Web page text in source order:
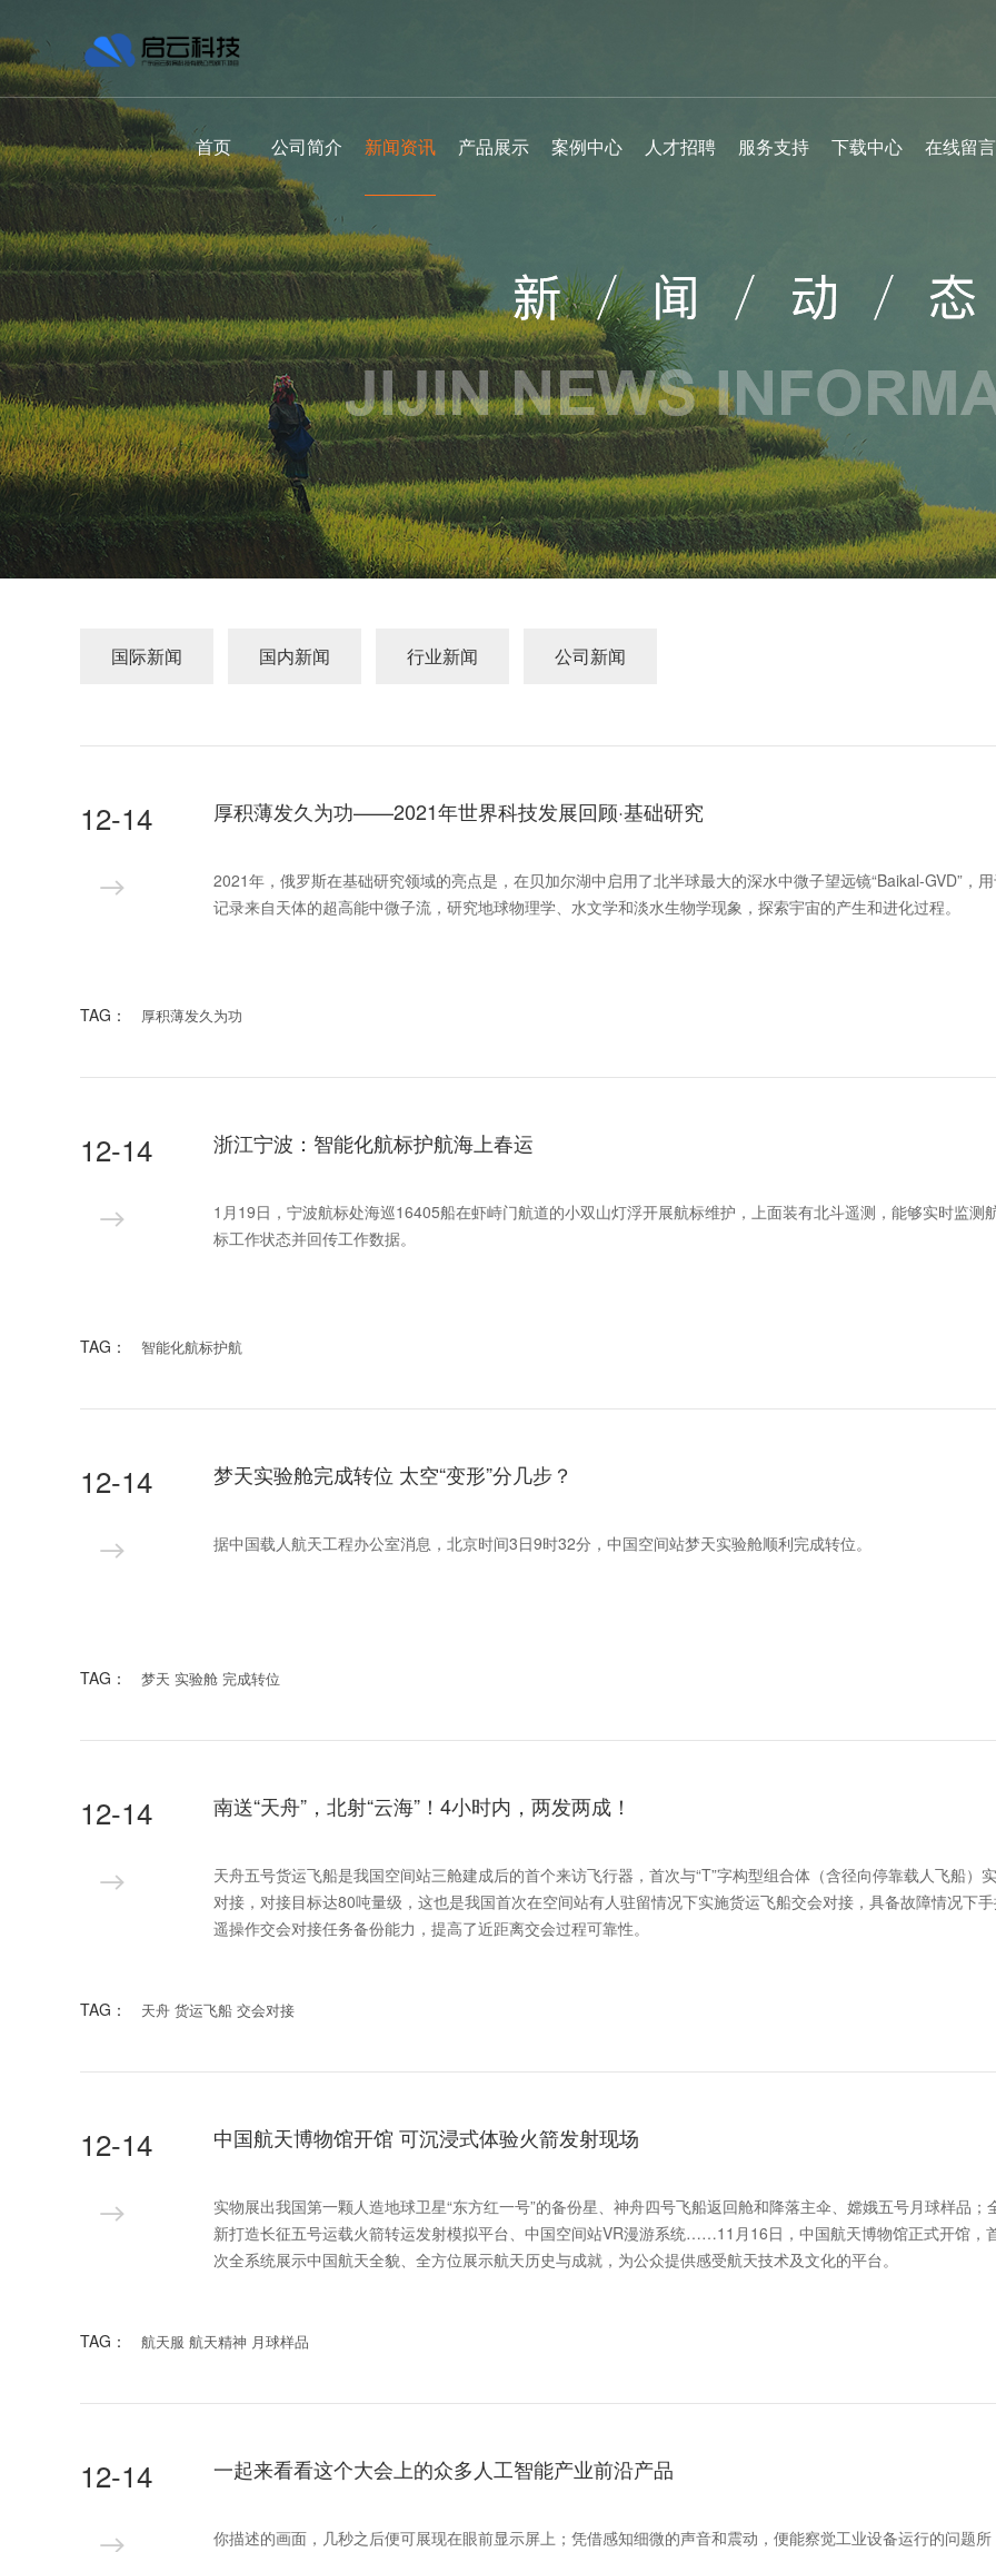
首页 公司简介 新闻资讯 产品展示 案例中心 人才招聘 服务支持 下载中心 在线留言
国际新闻 国内新闻 行业新闻 公司新闻
12-14 厚积薄发久为功——2021年世界科技发展回顾·基础研究
2021年，俄罗斯在基础研究领域的亮点是，在贝加尔湖中启用了北半球最大的深水中微子望远镜“Baikal-GVD”，
记录来自天体的超高能中微子流，研究地球物理学、水文学和淡水生物学现象，探索宇宙的产生和进化过程。
TAG： 厚积薄发久为功
12-14 浙江宁波：智能化航标护航海上春运
1月19日，宁波航标处海巡16405船在虾峙门航道的小双山灯浮开展航标维护，上面装有北斗遥测，能够实时监测
标工作状态并回传工作数据。
TAG： 智能化航标护航
12-14 梦天实验舱完成转位 太空“变形”分几步？
据中国载人航天工程办公室消息，北京时间3日9时32分，中国空间站梦天实验舱顺利完成转位。
TAG： 梦天 实验舱 完成转位
12-14 南送“天舟”，北射“云海”！4小时内，两发两成！
天舟五号货运飞船是我国空间站三舱建成后的首个来访飞行器，首次与“T”字构型组合体（含径向停靠载人飞船）
对接，对接目标达80吨量级，这也是我国首次在空间站有人驻留情况下实施货运飞船交会对接，具备故障情况下
遥操作交会对接任务备份能力，提高了近距离交会过程可靠性。
TAG： 天舟 货运飞船 交会对接
12-14 中国航天博物馆开馆 可沉浸式体验火箭发射现场
实物展出我国第一颗人造地球卫星“东方红一号”的备份星、神舟四号飞船返回舱和降落主伞、嫦娥五号月球样品；
新打造长征五号运载火箭转运发射模拟平台、中国空间站VR漫游系统……11月16日，中国航天博物馆正式开馆，
次全系统展示中国航天全貌、全方位展示航天历史与成就，为公众提供感受航天技术及文化的平台。
TAG： 航天服 航天精神 月球样品
12-14 一起来看看这个大会上的众多人工智能产业前沿产品
你描述的画面，几秒之后便可展现在眼前显示屏上；凭借感知细微的声音和震动，便能察觉工业设备运行的问题所